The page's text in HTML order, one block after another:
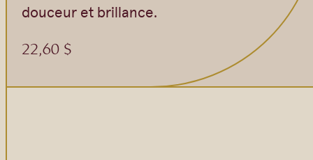
douceur et brillance.
22,60 $